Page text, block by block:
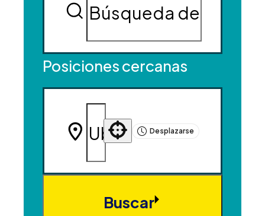
Posiciones cercanas
Desplazarse
Buscar